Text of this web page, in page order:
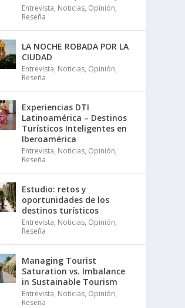
Entrevista, Noticias, Opinión,
Reseña
LA NOCHE ROBADA POR LA
CIUDAD
Entrevista, Noticias, Opinión,
Reseña
Experiencias DTI
Latinoamérica – Destinos
Turísticos Inteligentes en
Iberoamérica
Entrevista, Noticias, Opinión,
Reseña
Estudio: retos y
oportunidades de los
destinos turísticos
Entrevista, Noticias, Opinión,
Reseña
Managing Tourist
Saturation vs. Imbalance
in Sustainable Tourism
Entrevista, Noticias, Opinión,
Reseña